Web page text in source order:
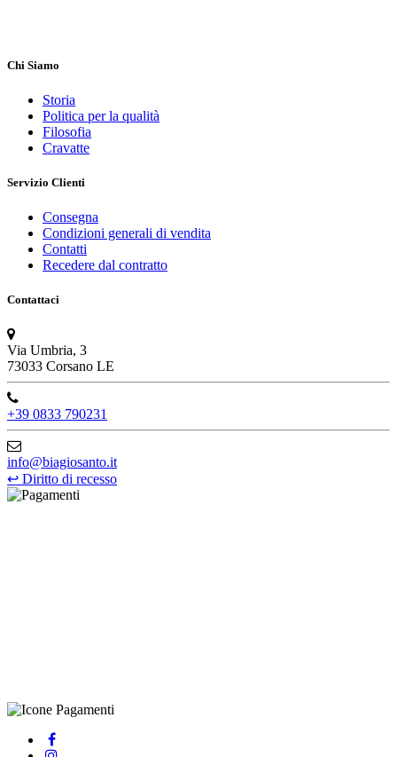
Chi Siamo
Storia
Politica per la qualità
Filosofia
Cravatte
Servizio Clienti
Consegna
Condizioni generali di vendita
Contatti
Recedere dal contratto
Contattaci
Via Umbria, 3
73033 Corsano LE
+39 0833 790231
info@biagiosanto.it
↩ Diritto di recesso